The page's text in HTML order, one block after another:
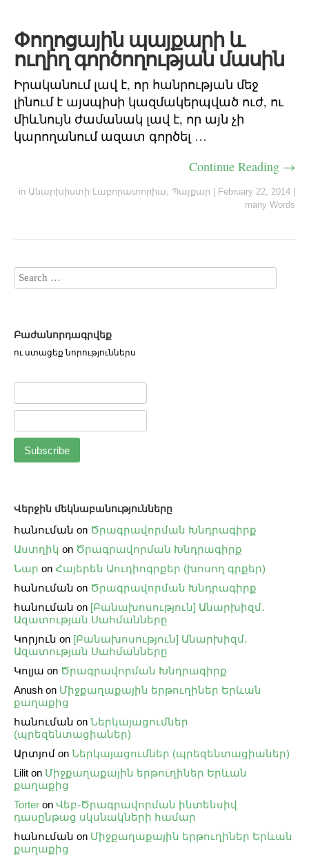
Փողոցային պայքարի և
ուղիղ գործողության մասին
Իրականում լավ է, որ հանրության մեջ
լինում է այսպիսի կազմակերպված ուժ, ու
միևնույն ժամանակ լավ է, որ այն չի
կարողանում ազատ գործել …
Continue Reading →
in Անարխիստի Լաբորատորիա, Պայքար February 22, 2014
many Words
Բաժանորդագրվեք
ու ստացեք նորություններս
Վերջին մեկնաբանությունները
հանուման on Ծրագրավորման Խնդրագիրք
Աստղիկ on Ծրագրավորման Խնդրագիրք
Նար on Հայերեն Աուդիոգրքեր (խոսող գրքեր)
հանուման on Ծրագրավորման Խնդրագիրք
հանուման on [Բանախոսություն] Անարխիզմ․
Ազատության Սահմանները
Կորյուն on [Բանախոսություն] Անարխիզմ․
Ազատության Սահմանները
Կոլյա on Ծրագրավորման Խնդրագիրք
Anush on Միջքաղաքային երթուղիներ Երևան
քաղաքից
հանուման on Ներկայացումներ
(պրեզենտացիաներ)
Արտյոմ on Ներկայացումներ (պրեզենտացիաներ)
Lilit on Միջքաղաքային երթուղիներ Երևան
քաղաքից
Torter on Վեբ֊Ծրագրավորման ինտենսիվ
դասընթաց սկսնակների համար
հանուման on Միջքաղաքային երթուղիներ Երևան
քաղաքից